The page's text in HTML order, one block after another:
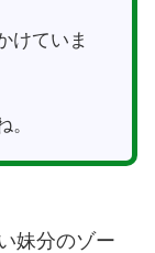
けていま
妹分のゾー